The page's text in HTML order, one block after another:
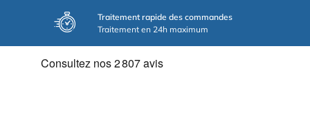
Traitement rapide des commandes
Traitement en 24h maximum